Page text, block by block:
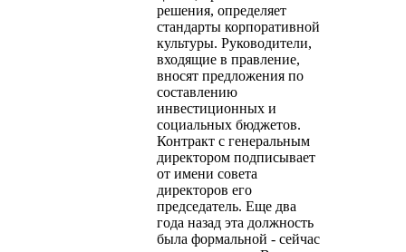
решения, определяет
стандарты корпоративной
культуры. Руководители,
входящие в правление,
вносят предложения по
составлению
инвестиционных и
социальных бюджетов.
Контракт с генеральным
директором подписывает
от имени совета
директоров его
председатель. Еще два
года назад эта должность
была формальной - сейчас